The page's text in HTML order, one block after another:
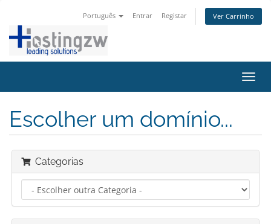
Português Entrar Registar Ver Carrinho
Escolher um domínio...
Categorias